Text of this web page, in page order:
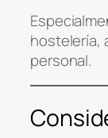
hostelería,
personal.